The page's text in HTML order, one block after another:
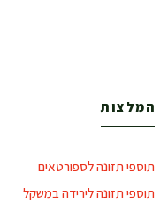
המלצות
תוספי תזונה לספורטאים
תוספי תזונה לירידה במשקל